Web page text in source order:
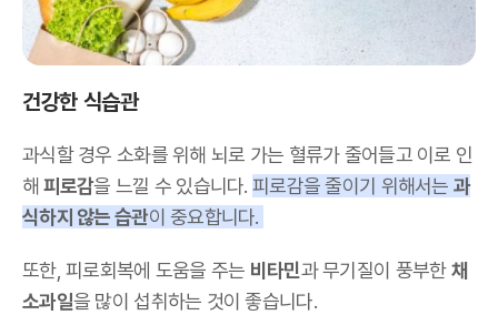
건강한 식습관
과식할 경우 소화를 위해 뇌로 가는 혈류가 줄어들고 이로 인
해 피로감을 느낄 수 있습니다.피로감을 줄이기 위해서는 과
식하지 않는 습관이 중요합니다.
또한, 피로회복에 도움을 주는 비타민과 무기질이 풍부한채
소과일을 많이 섭취하는 것이 좋습니다.